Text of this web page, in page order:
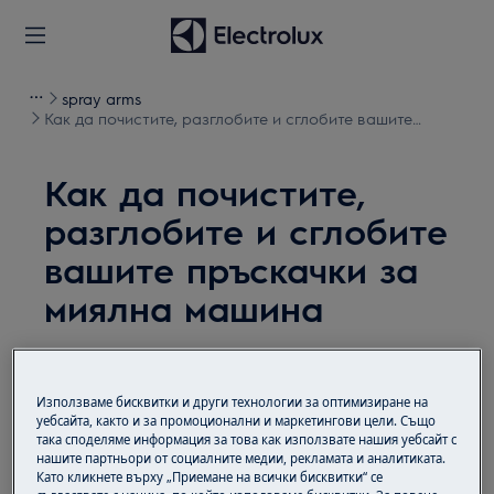
spray arms
Как да почистите, разглобите и сглобите вашите
Как да почистите,
разглобите и сглобите
вашите пръскачки за
миялна машина
Преди всяка операция по поддръжката
деактивирайте уреда и изключете щепсела от
контакта.
Използваме бисквитки и други технологии за оптимизиране на
уебсайта, както и за промоционални и маркетингови цели. Също
така споделяме информация за това как използвате нашия уебсайт с
нашите партньори от социалните медии, рекламата и аналитиката.
Като кликнете върху „Приемане на всички бисквитки“ се